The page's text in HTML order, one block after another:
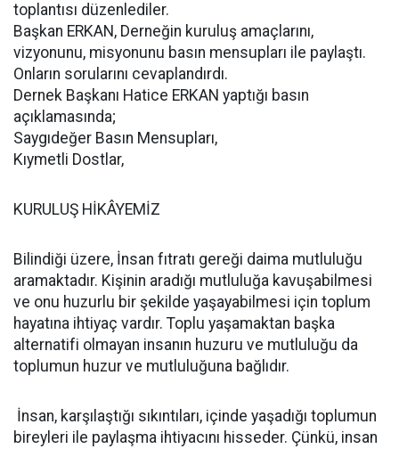
toplantısı düzenlediler.
Başkan ERKAN, Derneğin kuruluş amaçlarını,
vizyonunu, misyonunu basın mensupları ile paylaştı.
Onların sorularını cevaplandırdı.
Dernek Başkanı Hatice ERKAN yaptığı basın
açıklamasında;
Saygıdeğer Basın Mensupları,
Kıymetli Dostlar,
KURULUŞ HİKÂYEMİZ
Bilindiği üzere, İnsan fıtratı gereği daima mutluluğu
aramaktadır. Kişinin aradığı mutluluğa kavuşabilmesi
ve onu huzurlu bir şekilde yaşayabilmesi için toplum
hayatına ihtiyaç vardır. Toplu yaşamaktan başka
alternatifi olmayan insanın huzuru ve mutluluğu da
toplumun huzur ve mutluluğuna bağlıdır.
İnsan, karşılaştığı sıkıntıları, içinde yaşadığı toplumun
bireyleri ile paylaşma ihtiyacını hisseder. Çünkü, insan